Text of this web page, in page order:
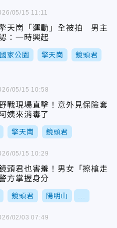
天崗「運動」全被拍 男主
：一時興起
家公園 擎天崗 鏡頭君
05/15 11:11
戰現場直擊！意外見保險套
姨來消毒了
擎天崗 鏡頭君
05/15 10:58
頭君也害羞！男女「擦槍走
方掌握身分
鏡頭君 陽明山
05/15 10:29
02/03 07:49